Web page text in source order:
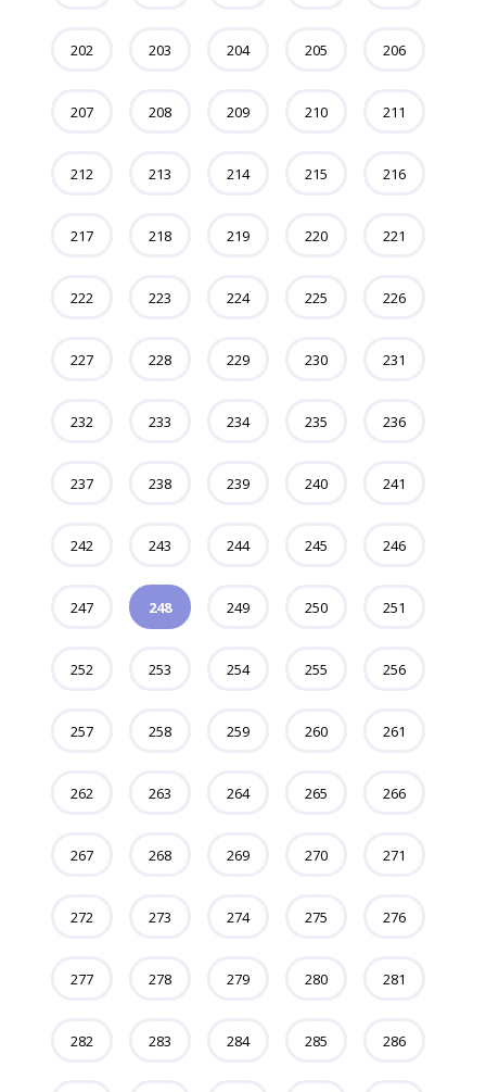
202 203 204 205 206
207 208 209 210 211
212 213 214 215 216
217 218 219 220 221
222 223 224 225 226
227 228 229 230 231
232 233 234 235 236
237 238 239 240 241
242 243 244 245 246
247 248 249 250 251
252 253 254 255 256
257 258 259 260 261
262 263 264 265 266
267 268 269 270 271
272 273 274 275 276
277 278 279 280 281
282 283 284 285 286